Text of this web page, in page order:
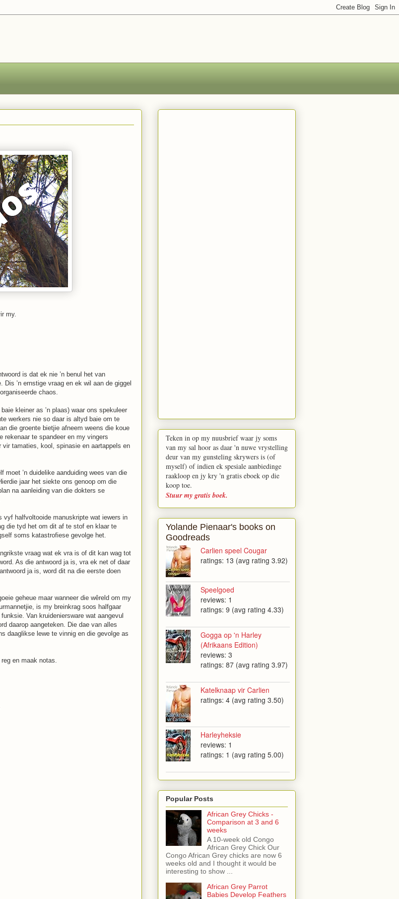
my.
is dat ek nie ’n benul het van
’n ernstige vraag en ek wil aan de giggel
chaos.
kleiner as ’n plaas) waar ons spekuleer
werkers nie so daar is altyd baie om te
die groente bietjie afneem weens die koue
rekenaar te spandeer en my vingers
tamaties, kool, spinasie en aartappels en
moet ’n duidelike aanduiding wees van die
jaar het siekte ons genoop om die
na aanleiding van die dokters se
vyf halfvoltooide manuskripte wat iewers in
die tyd het om dit af te stof en klaar te
soms katastrofiese gevolge het.
vraag wat ek vra is of dit kan wag tot
As die antwoord ja is, vra ek net of daar
ja is, word dit na die eerste doen
geheue maar wanneer die wêreld om my
is my breinkrag soos halfgaar
Van kruideniersware wat aangevul
daarop aangeteken. Die dae van alles
daaglikse lewe te vinnig en die gevolge as
en maak notas.
Teken in op my nuusbrief waar jy soms
van my sal hoor as daar 'n nuwe vrystelling
deur van my gunsteling skrywers is (of
myself) of indien ek spesiale aanbiedinge
raakloop en jy kry 'n gratis eboek op die
koop toe.
Stuur my gratis boek.
Yolande Pienaar's books on
Goodreads
Carlien speel Cougar
ratings: 13 (avg rating 3.92)
Speelgoed
reviews: 1
ratings: 9 (avg rating 4.33)
Gogga op 'n Harley
(Afrikaans Edition)
reviews: 3
ratings: 87 (avg rating 3.97)
Katelknaap vir Carlien
ratings: 4 (avg rating 3.50)
Harleyheksie
reviews: 1
ratings: 1 (avg rating 5.00)
Popular Posts
African Grey Chicks -
Comparison at 3 and 6
weeks
A 10-week old Congo
African Grey Chick Our
Congo African Grey chicks are now 6
weeks old and I thought it would be
interesting to show ...
African Grey Parrot
Babies Develop Feathers